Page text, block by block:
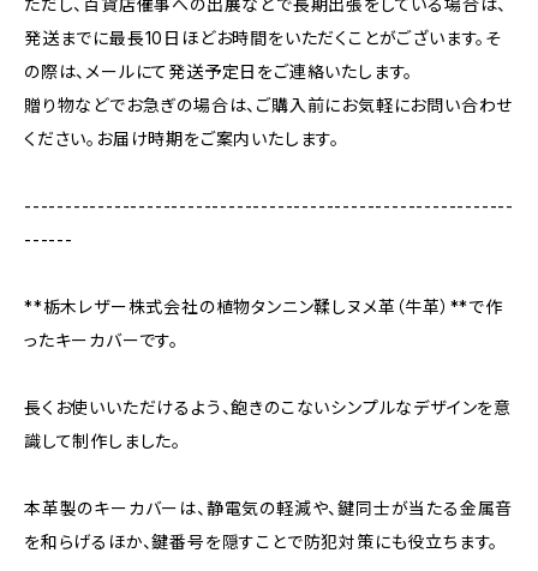
ただし、百貨店催事への出展などで長期出張をしている場合は、
発送までに最長10日ほどお時間をいただくことがございます。そ
の際は、メールにて発送予定日をご連絡いたします。
贈り物などでお急ぎの場合は、ご購入前にお気軽にお問い合わせ
ください。お届け時期をご案内いたします。
------------------------------------------------------------
------
**栃木レザー株式会社の植物タンニン鞣しヌメ革（牛革）**で作
ったキーカバーです。
長くお使いいただけるよう、飽きのこないシンプルなデザインを意
識して制作しました。
本革製のキーカバーは、静電気の軽減や、鍵同士が当たる金属音
を和らげるほか、鍵番号を隠すことで防犯対策にも役立ちます。